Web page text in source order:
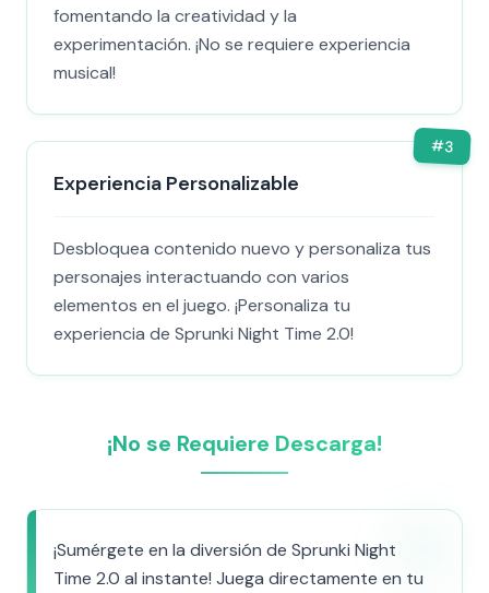
fomentando la creatividad y la
experimentación. ¡No se requiere experiencia
musical!
#3
Experiencia Personalizable
Desbloquea contenido nuevo y personaliza tus
personajes interactuando con varios
elementos en el juego. ¡Personaliza tu
experiencia de Sprunki Night Time 2.0!
¡No se Requiere Descarga!
¡Sumérgete en la diversión de Sprunki Night
Time 2.0 al instante! Juega directamente en tu